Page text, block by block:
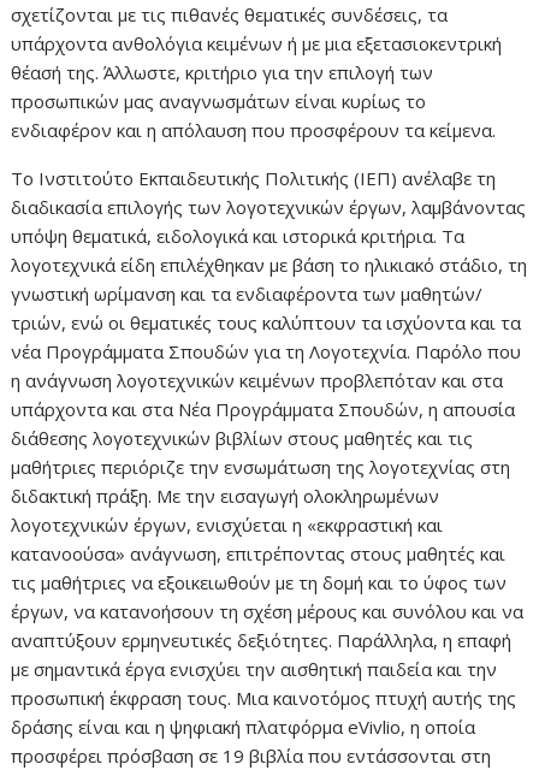
σχετίζονται με τις πιθανές θεματικές συνδέσεις, τα
υπάρχοντα ανθολόγια κειμένων ή με μια εξετασιοκεντρική
θέασή της. Άλλωστε, κριτήριο για την επιλογή των
προσωπικών μας αναγνωσμάτων είναι κυρίως το
ενδιαφέρον και η απόλαυση που προσφέρουν τα κείμενα.
Το Ινστιτούτο Εκπαιδευτικής Πολιτικής (ΙΕΠ) ανέλαβε τη
διαδικασία επιλογής των λογοτεχνικών έργων, λαμβάνοντας
υπόψη θεματικά, ειδολογικά και ιστορικά κριτήρια. Τα
λογοτεχνικά είδη επιλέχθηκαν με βάση το ηλικιακό στάδιο, τη
γνωστική ωρίμανση και τα ενδιαφέροντα των μαθητών/
τριών, ενώ οι θεματικές τους καλύπτουν τα ισχύοντα και τα
νέα Προγράμματα Σπουδών για τη Λογοτεχνία. Παρόλο που
η ανάγνωση λογοτεχνικών κειμένων προβλεπόταν και στα
υπάρχοντα και στα Νέα Προγράμματα Σπουδών, η απουσία
διάθεσης λογοτεχνικών βιβλίων στους μαθητές και τις
μαθήτριες περιόριζε την ενσωμάτωση της λογοτεχνίας στη
διδακτική πράξη. Με την εισαγωγή ολοκληρωμένων
λογοτεχνικών έργων, ενισχύεται η «εκφραστική και
κατανοούσα» ανάγνωση, επιτρέποντας στους μαθητές και
τις μαθήτριες να εξοικειωθούν με τη δομή και το ύφος των
έργων, να κατανοήσουν τη σχέση μέρους και συνόλου και να
αναπτύξουν ερμηνευτικές δεξιότητες. Παράλληλα, η επαφή
με σημαντικά έργα ενισχύει την αισθητική παιδεία και την
προσωπική έκφραση τους. Μια καινοτόμος πτυχή αυτής της
δράσης είναι και η ψηφιακή πλατφόρμα eVivlio, η οποία
προσφέρει πρόσβαση σε 19 βιβλία που εντάσσονται στη